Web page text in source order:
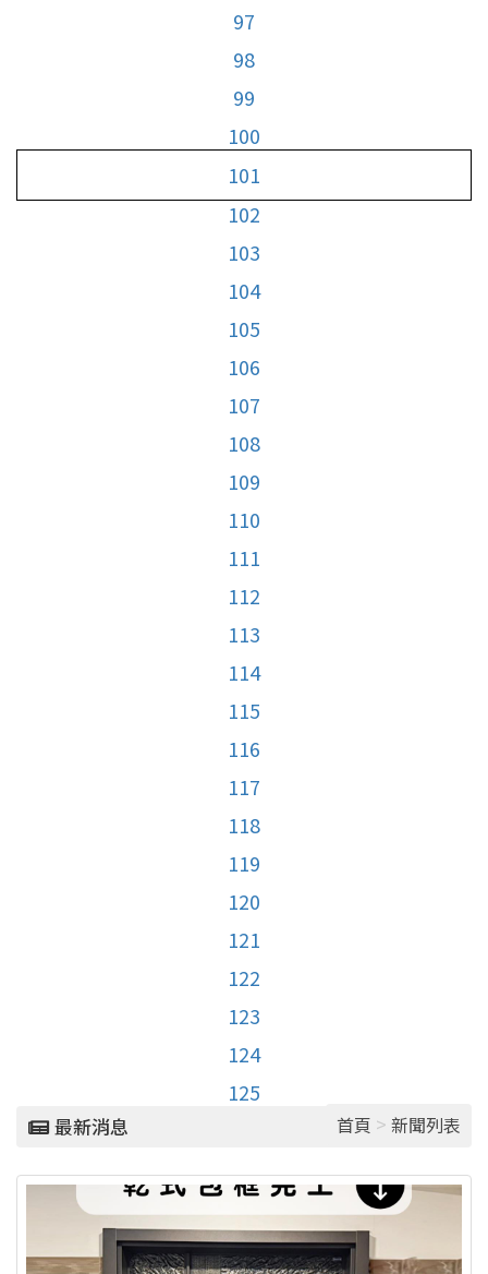
97
98
99
100
101
102
103
104
105
106
107
108
109
110
111
112
113
114
115
116
117
118
119
120
121
122
123
124
125
最新消息 首頁 > 新聞列表